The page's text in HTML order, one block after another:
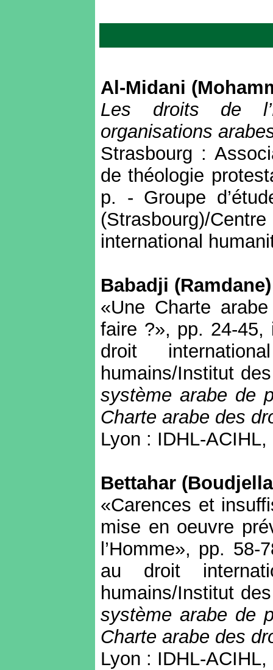
Al-Midani
Les droits de
organisations
Strasbourg :
de théologie
p. - Groupe
(Strasbourg)/
international
Babadji (Ramdane)
«Une Charte
faire ?», pp. 24-45,
droit
humains/Institut
système arabe de
Charte arabe des
Lyon : IDHL-
Bettahar (
«Carences et
mise en oeuvre
l’Homme», pp.
au droit
humains/Institut
système arabe de
Charte arabe des
Lyon : IDHL-